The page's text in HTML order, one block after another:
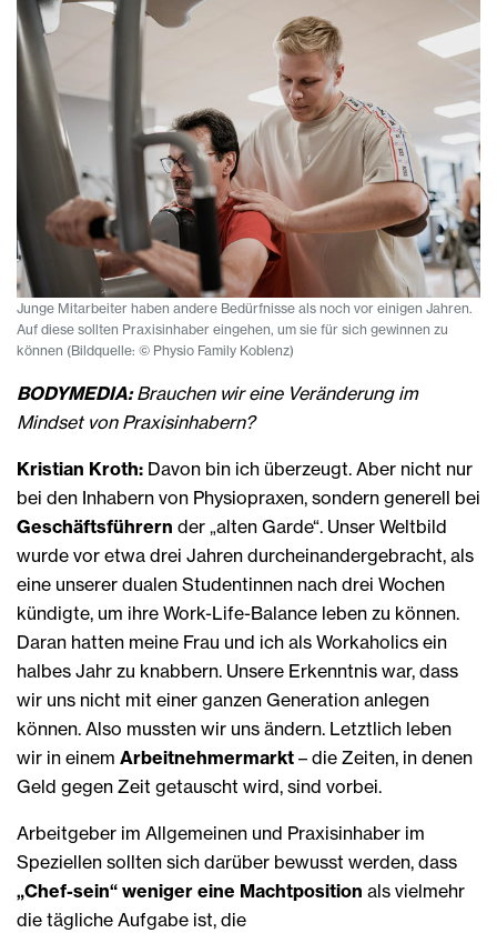
Junge Mitarbeiter haben andere Bedürfnisse als noch vor einigen Jahren.
Auf diese sollten Praxisinhaber eingehen, um sie für sich gewinnen zu
können (Bildquelle: © Physio Family Koblenz)
BODYMEDIA:Brauchen wir eine Veränderung im
Mindset von Praxisinhabern?
Kristian Kroth: Davon bin ich überzeugt. Aber nicht nur
bei den Inhabern von Physiopraxen, sondern generell bei
Geschäftsführern der „alten Garde“. Unser Weltbild
wurde vor etwa drei Jahren durcheinandergebracht, als
eine unserer dualen Studentinnen nach drei Wochen
kündigte, um ihre Work-Life-Balance leben zu können.
Daran hatten meine Frau und ich als Workaholics ein
halbes Jahr zu knabbern. Unsere Erkenntnis war, dass
wir uns nicht mit einer ganzen Generation anlegen
können. Also mussten wir uns ändern. Letztlich leben
wir in einem Arbeitnehmermarkt – die Zeiten, in denen
Geld gegen Zeit getauscht wird, sind vorbei.
Arbeitgeber im Allgemeinen und Praxisinhaber im
Speziellen sollten sich darüber bewusst werden, dass
„Chef-sein“ weniger eine Machtposition als vielmehr
die tägliche Aufgabe ist, die